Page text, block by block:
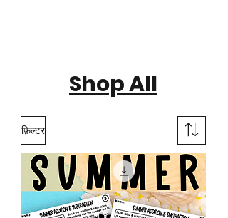
Shop All
फ़िल्टर